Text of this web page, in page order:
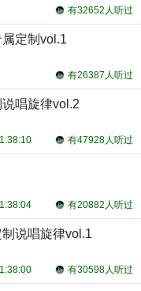
有32652人听过
定制vol.1
有26387人听过
唱旋律vol.2
有47928人听过
有20882人听过
说唱旋律vol.1
有30598人听过